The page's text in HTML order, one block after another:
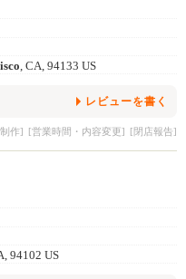
, CA, 94133 US
レビューを書く
作] [営業時間・内容変更] [閉店報告]
94102 US